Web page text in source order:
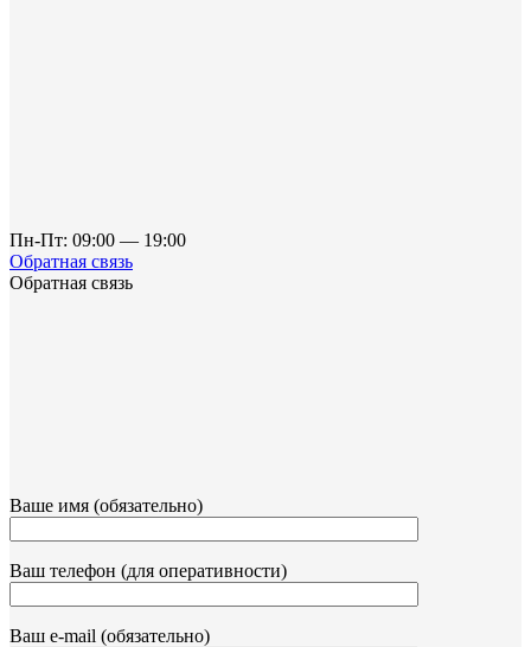
Пн-Пт: 09:00 — 19:00
Обратная связь
Обратная связь
Ваше имя (обязательно)
Ваш телефон (для оперативности)
Ваш e-mail (обязательно)